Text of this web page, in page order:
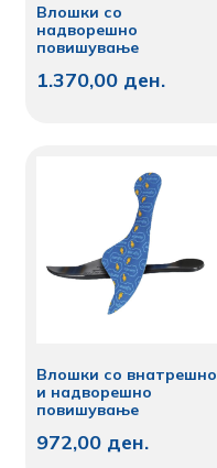
Влошки со
надворешно
повишување
1.370,00 ден.
Влошки со внатрешно
и надворешно
повишување
972,00 ден.